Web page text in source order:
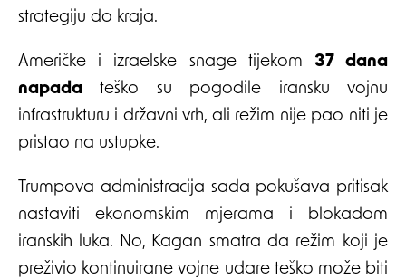
strategiju do kraja.
Američke i izraelske snage tijekom 37 dana
napada teško su pogodile iransku vojnu
infrastrukturu i državni vrh, ali režim nije pao niti je
pristao na ustupke.
Trumpova administracija sada pokušava pritisak
nastaviti ekonomskim mjerama i blokadom
iranskih luka. No, Kagan smatra da režim koji je
preživio kontinuirane vojne udare teško može biti